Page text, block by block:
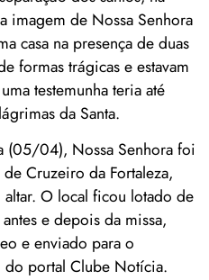
imagem de Nossa Senhora
casa na presença de duas
formas trágicas e estavam
testemunha teria até
da Santa.
(05/04), Nossa Senhora foi
Cruzeiro da Fortaleza,
O local ficou lotado de
e depois da missa,
e enviado para o
do portal Clube Notícia.